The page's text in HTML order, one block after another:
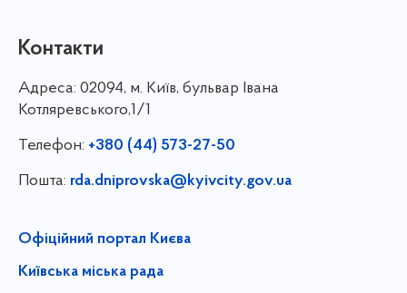
Контакти
Адреса: 02094, м. Київ, бульвар Івана
Котляревського,1/1
Телефон: +380 (44) 573-27-50
Пошта: rda.dniprovska@kyivcity.gov.ua
Офіційний портал Києва
Київська міська рада